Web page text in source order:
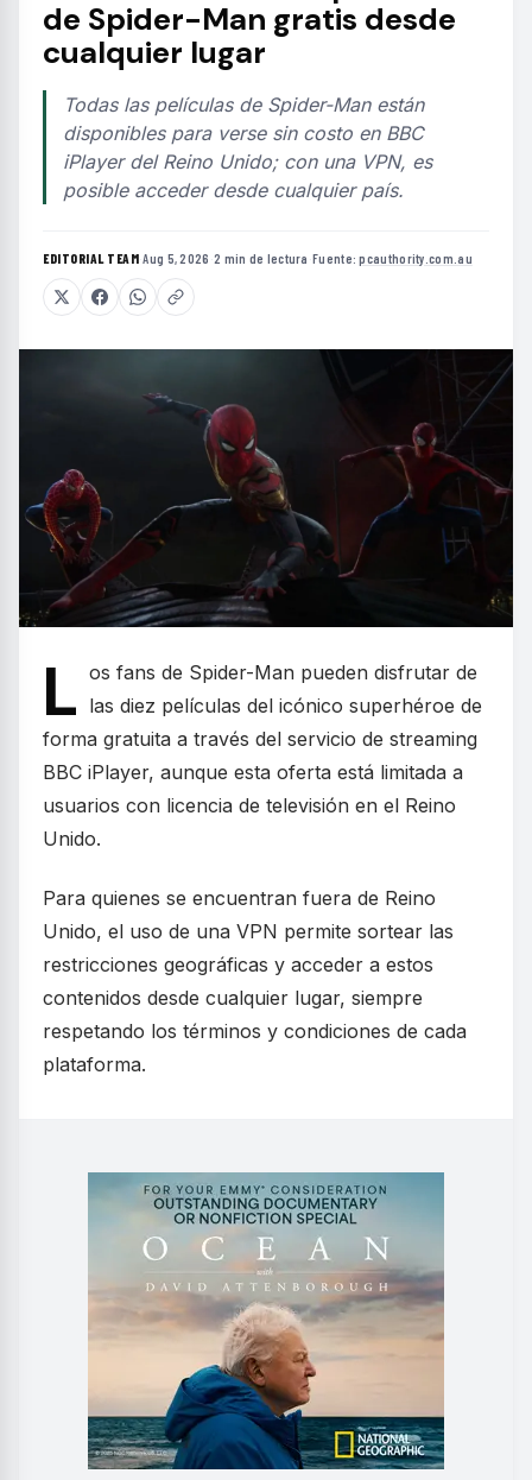
de Spider-Man gratis desde
cualquier lugar
Todas las películas de Spider-Man están
disponibles para verse sin costo en BBC
iPlayer del Reino Unido; con una VPN, es
posible acceder desde cualquier país.
EDITORIAL TEAM·Aug 5, 2026 ·2 min de lectura ·Fuente:pcauthority.com.au
L os fans de Spider-Man pueden disfrutar de
las diez películas del icónico superhéroe de
forma gratuita a través del servicio de streaming
BBC iPlayer, aunque esta oferta está limitada a
usuarios con licencia de televisión en el Reino
Unido.
Para quienes se encuentran fuera de Reino
Unido, el uso de una VPN permite sortear las
restricciones geográficas y acceder a estos
contenidos desde cualquier lugar, siempre
respetando los términos y condiciones de cada
plataforma.